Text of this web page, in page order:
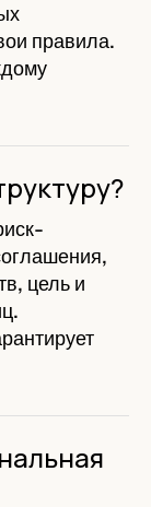
правила.
цель и